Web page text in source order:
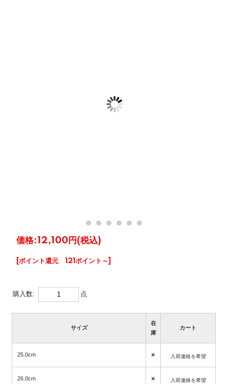
価格:12,100円 (税込)
[ポイント還元 121ポイント～]
購入数: 点
サイズ
在
庫
カート
25.0cm × 入荷連絡を希望
26.0cm × 入荷連絡を希望